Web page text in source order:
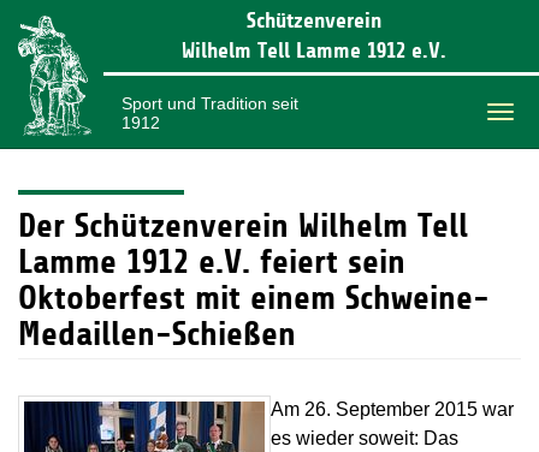
Schützenverein
Wilhelm Tell Lamme 1912 e.V.
Sport und Tradition seit
1912
Der Schützenverein Wilhelm Tell
Lamme 1912 e.V. feiert sein
Oktoberfest mit einem Schweine-
Medaillen-Schießen
Am 26. September 2015 war
es wieder soweit: Das